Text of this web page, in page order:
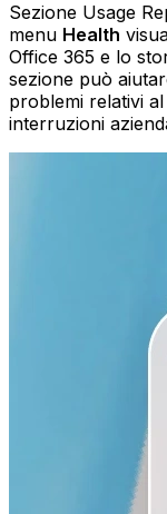
Sezione Usage
menu Health
Office 365 e lo
sezione può
problemi relativi
interruzioni